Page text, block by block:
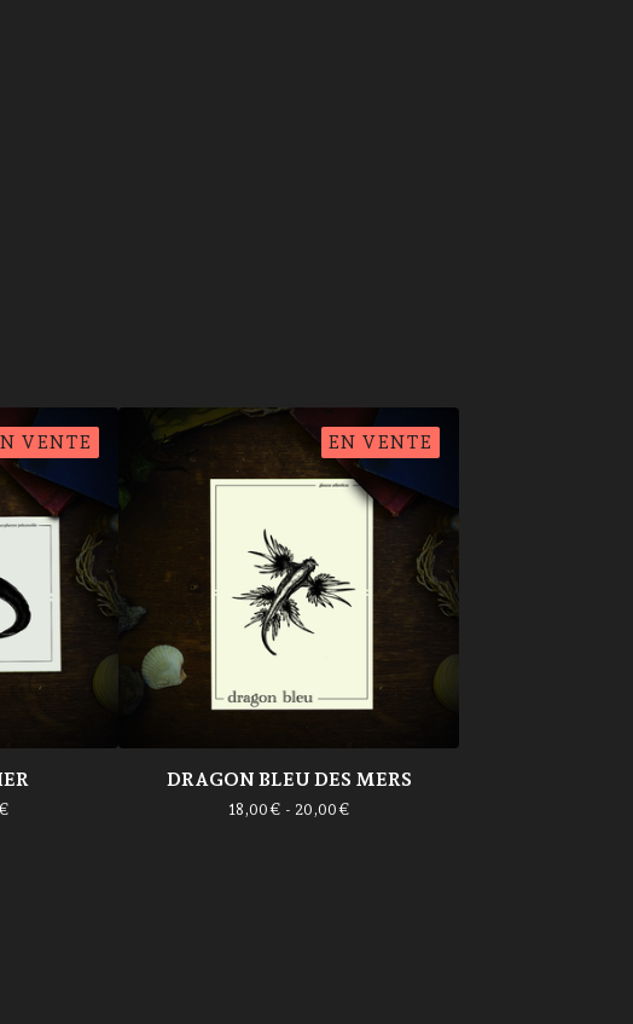
VENTE EN VENTE
DRAGON BLEU DES MERS
18,00€ - 20,00€